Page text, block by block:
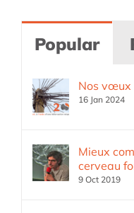
Popular
Nos vœux
16 Jan 2024
Mieux
cerveau
9 Oct 2019